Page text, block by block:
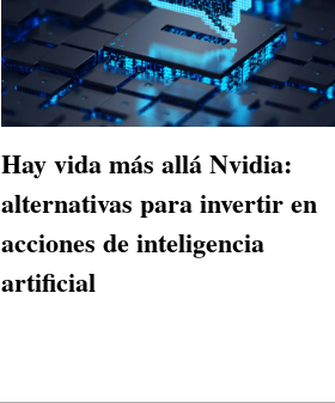
Hay vida más allá Nvidia:
alternativas para invertir en
acciones de inteligencia
artificial